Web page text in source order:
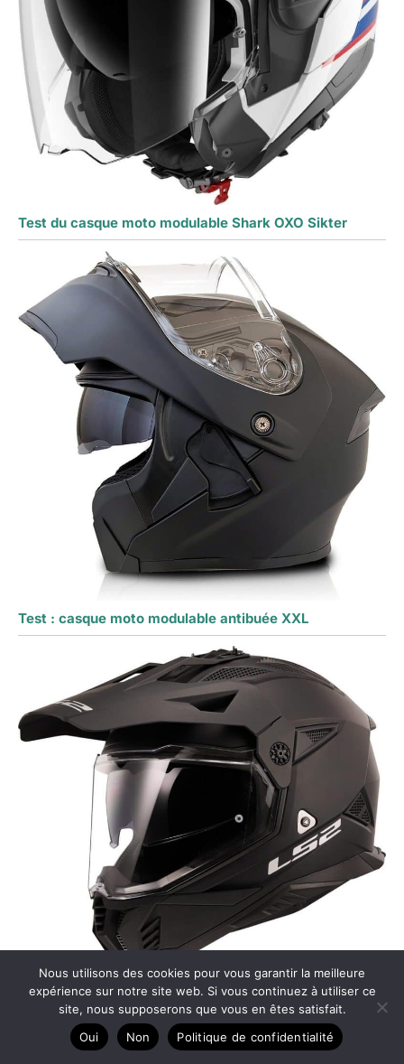
Test du casque moto modulable Shark OXO Sikter
Test : casque moto modulable antibuée XXL
Test du casque moto LS2 Pioneer II noir mat L
Nous utilisons des cookies pour vous garantir la meilleure
expérience sur notre site web. Si vous continuez à utiliser ce
site, nous supposerons que vous en êtes satisfait.
Oui
Non Politique de confidentialité